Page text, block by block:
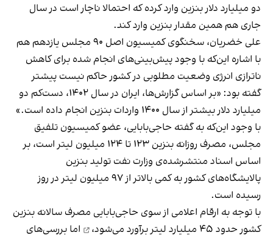
دو میلیارد دلار بنزین وارد کرده که احتمالا ناچار است در سال
جاری هم همین مقدار بنزین وارد کند.
علی خضریان، سخنگوی کمیسیون اصل ۹۰ مجلس یازدهم هم
با اشاره این‌که با وجود پیش‌بینی‌های انجام شده برای کاهش
ناترازی انرژی وضعیت مطلوبی در کشور حاکم نیست پیشتر
گفته بود: «بر اساس گزارش‌ها، ایران در سال ۱۴۰۲، دست‌کم دو
میلیارد دلار بیشتر از سال ۱۴۰۰ واردات بنزین انجام داده است.»
با وجود این‌که به گفته حاجی‌بابایی، عضو کمیسیون تلفیق
مجلس، مصرف روزانه بنزین ۱۲۳ تا ۱۲۴ میلیون لیتر است، بر
اساس اسناد منتشرشده‌ی وزارت نفت تولید بنزین
پالایشگاه‌های کشور به کمی بالاتر از ۹۷ میلیون لیتر در روز
رسیده است.
با توجه به ارقام اعلامی از سوی حاجی‌بابایی مصرف سالانه بنزین
کشور حدود ۴۵ میلیارد لیتر
برآورد می‌شود،
اما بررسی‌های